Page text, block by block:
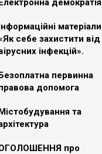
Електронна демократія
матеріали
себе захистити від
інфекцій».
первинна
допомога
та
про